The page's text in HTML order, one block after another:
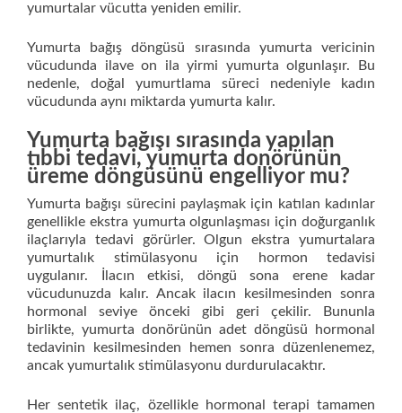
yumurtalar vücutta yeniden emilir.
Yumurta bağış döngüsü sırasında yumurta vericinin
vücudunda ilave on ila yirmi yumurta olgunlaşır. Bu
nedenle, doğal yumurtlama süreci nedeniyle kadın
vücudunda aynı miktarda yumurta kalır.
Yumurta bağışı sırasında yapılan
tıbbi tedavi, yumurta donörünün
üreme döngüsünü engelliyor mu?
Yumurta bağışı sürecini paylaşmak için katılan kadınlar
genellikle ekstra yumurta olgunlaşması için doğurganlık
ilaçlarıyla tedavi görürler. Olgun ekstra yumurtalara
yumurtalık stimülasyonu için hormon tedavisi
uygulanır. İlacın etkisi, döngü sona erene kadar
vücudunuzda kalır. Ancak ilacın kesilmesinden sonra
hormonal seviye önceki gibi geri çekilir. Bununla
birlikte, yumurta donörünün adet döngüsü hormonal
tedavinin kesilmesinden hemen sonra düzenlenemez,
ancak yumurtalık stimülasyonu durdurulacaktır.
Her sentetik ilaç, özellikle hormonal terapi tamamen